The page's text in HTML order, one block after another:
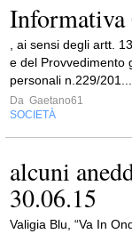
, ai sensi degli artt.
e del Provvedimento
personali n.229/201...
Da Gaetano61
SOCIETÀ
alcuni
30.06.15
Valigia Blu, “Va In